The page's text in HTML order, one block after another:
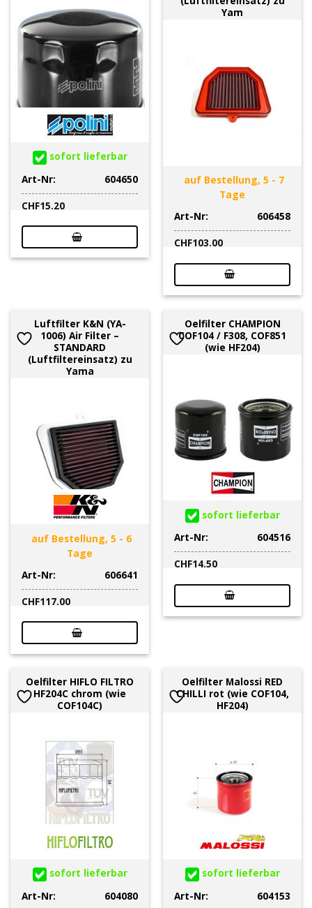
sofort lieferbar
Art-Nr:
604650
CHF15.20
Yam
auf Bestellung, 5 - 7
Tage
Art-Nr:
606458
CHF103.00
Luftfilter K&N (YA-
1006) Air Filter –
STANDARD
(Luftfiltereinsatz) zu
Yama
auf Bestellung, 5 - 6
Tage
Art-Nr:
606641
CHF117.00
Oelfilter CHAMPION
COF104 / F308, COF851
(wie HF204)
sofort lieferbar
Art-Nr:
604516
CHF14.50
Oelfilter HIFLO FILTRO
HF204C chrom (wie
COF104C)
sofort lieferbar
Art-Nr:
604080
Oelfilter Malossi RED
CHILLI rot (wie COF104,
HF204)
sofort lieferbar
Art-Nr:
604153